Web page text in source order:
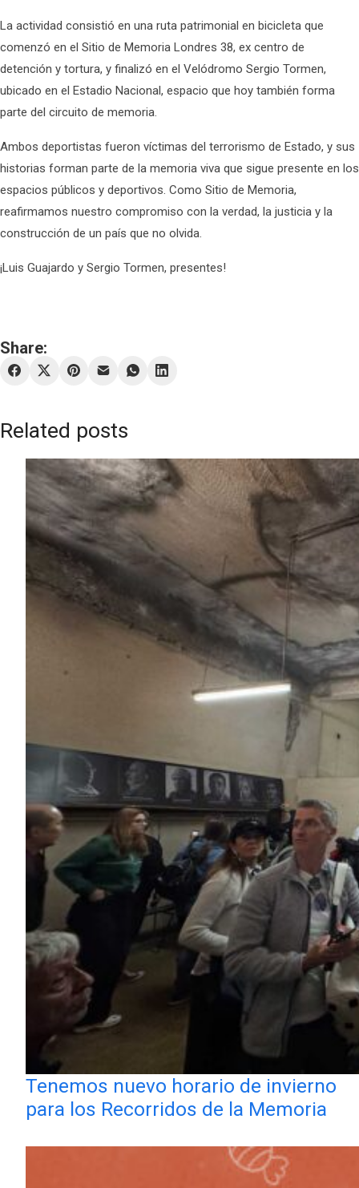
La actividad consistió en una ruta patrimonial en bicicleta que
comenzó en el Sitio de Memoria Londres 38, ex centro de
detención y tortura, y finalizó en el Velódromo Sergio Tormen,
ubicado en el Estadio Nacional, espacio que hoy también forma
parte del circuito de memoria.
Ambos deportistas fueron víctimas del terrorismo de Estado, y sus
historias forman parte de la memoria viva que sigue presente en los
espacios públicos y deportivos. Como Sitio de Memoria,
reafirmamos nuestro compromiso con la verdad, la justicia y la
construcción de un país que no olvida.
¡Luis Guajardo y Sergio Tormen, presentes!
Share:
Related posts
Tenemos nuevo horario de invierno
para los Recorridos de la Memoria